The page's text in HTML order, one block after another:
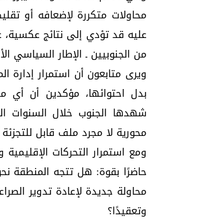
محاولات متكررة لإضعافه أو
عليه قد تؤدي إلى نتائج عكسية،
من الجنوبيين ـ الإطار السياسي
ويرى متابعون أن استمرار إدارة
بدل احتوائها، مؤكدين أن أي
شهدها الجنوب خلال السنوات
محورية لا مجرد ملف قابل للتجزئة
ومع استمرار التحركات
حاضرًا بقوة: هل تتجه المنطقة
محاولة جديدة لإعادة تدوير
وتعقيدًا؟